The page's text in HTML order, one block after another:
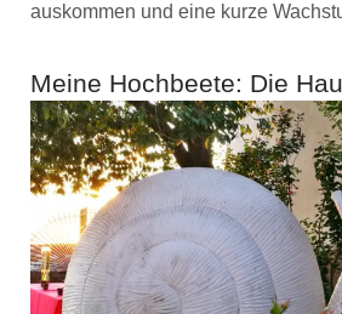
auskommen und eine kurze
Meine Hochbeete: Die